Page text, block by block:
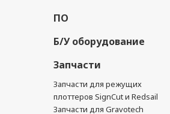
ПО
Б/У оборудование
Запчасти
Запчасти для режущих
плоттеров SignCut и Redsail
Запчасти для Gravotech